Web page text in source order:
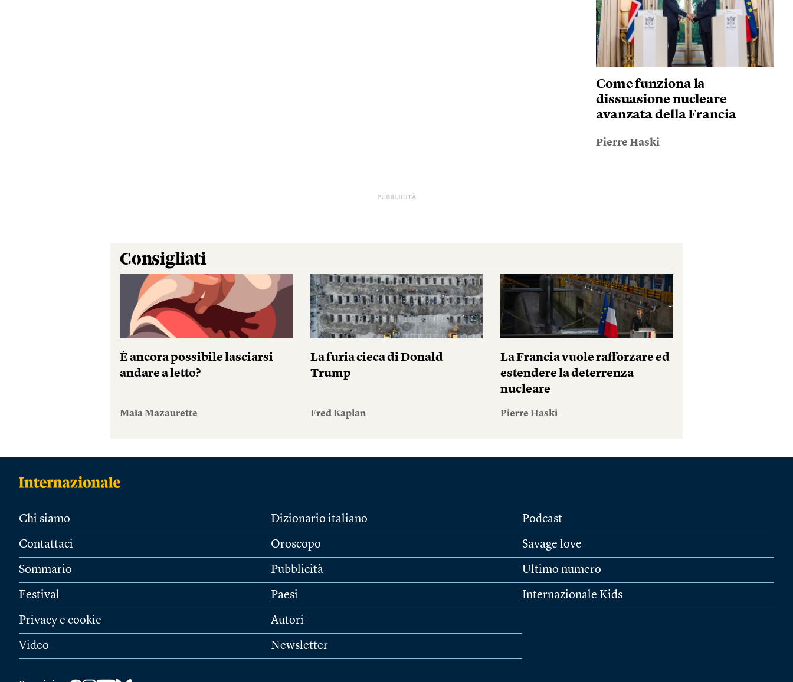
Come funziona la
dissuasione nucleare
avanzata della Francia
Pierre Haski
PUBBLICITÀ
Consigliati
È ancora possibile lasciarsi
andare a letto?
Maïa Mazaurette
La furia cieca di Donald
Trump
Fred Kaplan
La Francia vuole rafforzare ed
estendere la deterrenza
nucleare
Pierre Haski
Chi siamo
Contattaci
Sommario
Festival
Privacy e cookie
Video
Dizionario italiano
Oroscopo
Pubblicità
Paesi
Autori
Newsletter
Podcast
Savage love
Ultimo numero
Internazionale Kids